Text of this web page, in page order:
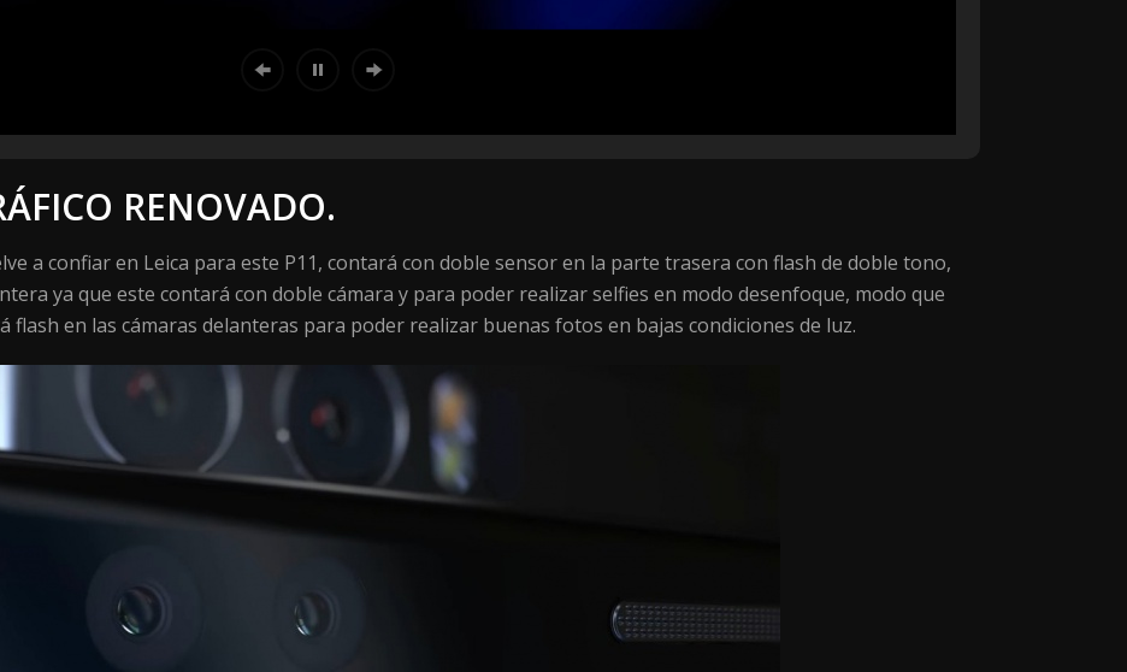
RENOVADO.
a confiar en Leica para este P11, contará con doble sensor en la parte trasera con flash de doble tono,
ya que este contará con doble cámara y para poder realizar selfies en modo desenfoque, modo que
flash en las cámaras delanteras para poder realizar buenas fotos en bajas condiciones de luz.